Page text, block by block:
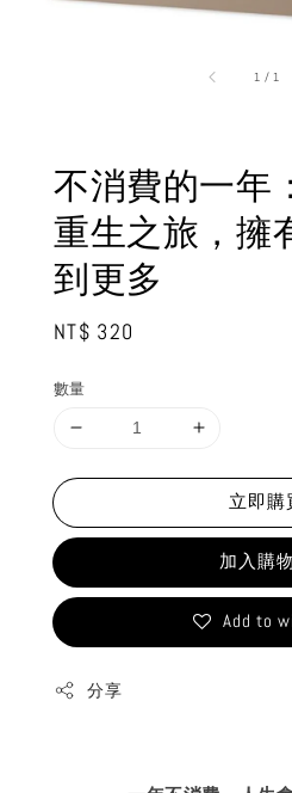
1 / 1
不消費的一年
重生之旅，擁
到更多
Regular
NT$ 320
數量
立即購
加入購
Add to
分享